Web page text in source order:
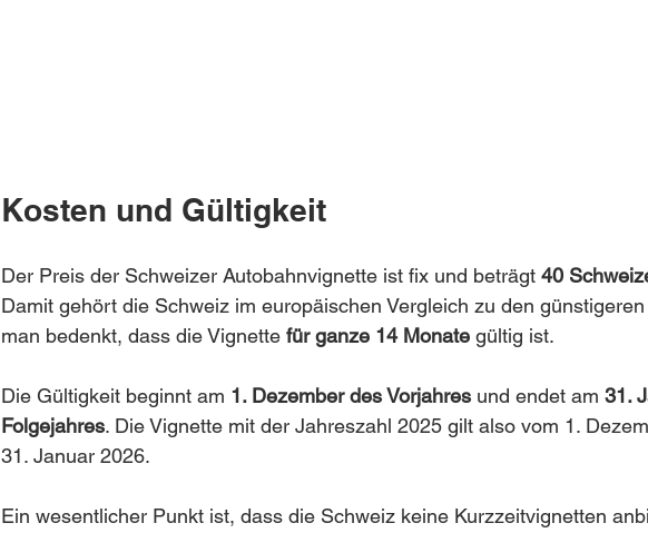
Kosten und Gültigkeit
Der Preis der Schweizer Autobahnvignette ist fix und beträgt 40
Damit gehört die Schweiz im europäischen Vergleich zu den
man bedenkt, dass die Vignette für ganze 14 Monate gültig ist.
Die Gültigkeit beginnt am 1. Dezember des Vorjahres und endet am 31.
Folgejahres. Die Vignette mit der Jahreszahl 2025 gilt also vom 1.
31. Januar 2026.
Ein wesentlicher Punkt ist, dass die Schweiz keine Kurzzeitvignetten